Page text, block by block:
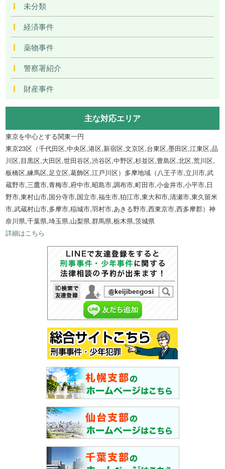
未分類
経済事件
薬物事件
警察署紹介
財産事件
主な対応エリア
東京を中心とする関東一円
東京23区（千代田区,中央区,港区,新宿区,文京区,台東区,墨田区,江東区,品
川区,目黒区,大田区,世田谷区,渋谷区,中野区,杉並区,豊島区,北区,荒川区,
板橋区,練馬区,足立区,葛飾区,江戸川区）多摩地域（八王子市,立川市,武
蔵野市,三鷹市,青梅市,府中市,昭島市,調布市,町田市,小金井市,小平市,日
野市,東村山市,国分寺市,国立市,福生市,狛江市,東大和市,清瀬市,東久留米
市,武蔵村山市,多摩市,稲城市,羽村市,あきる野市,西東京市,西多摩郡）神
奈川県,千葉県,埼玉県,山梨県,群馬県,栃木県,茨城県
詳細はこちら